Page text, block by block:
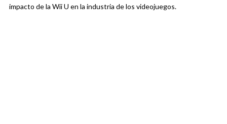
impacto de la Wii U en la industria de los videojuegos.